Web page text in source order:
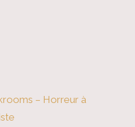
– Horreur à